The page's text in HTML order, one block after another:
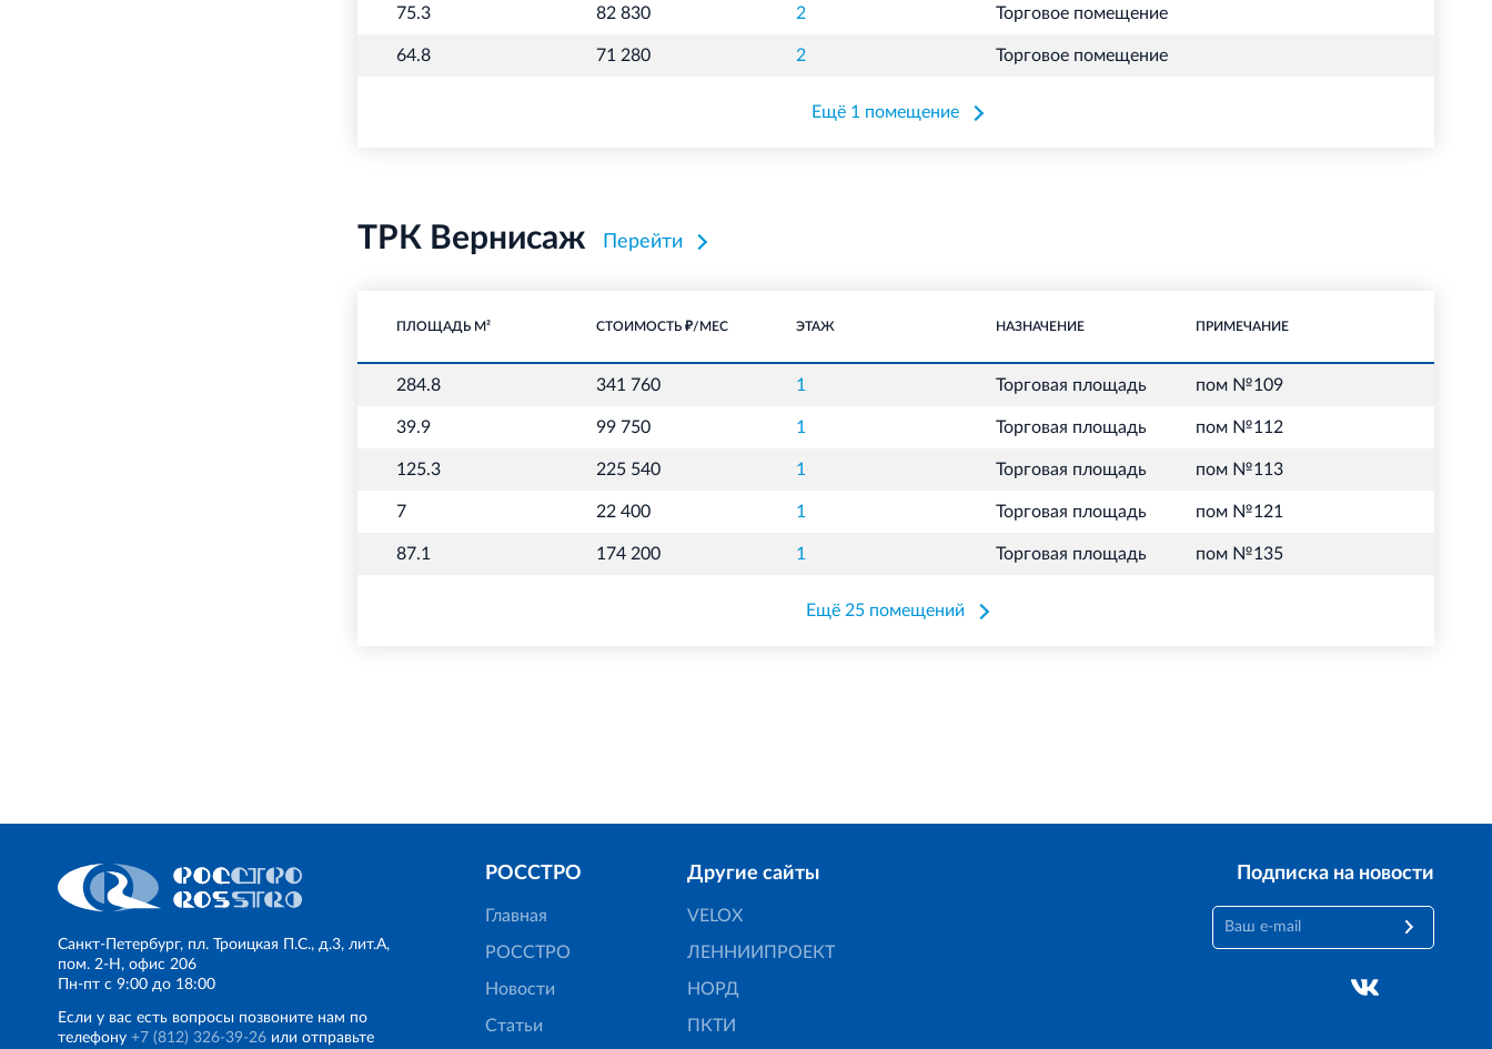
75.3 82 830 2 Торговое помещение
64.8 71 280 2 Торговое помещение
Ещё 1 помещение
ТРК Вернисаж Перейти
ПЛОЩАДЬ М² СТОИМОСТЬ ₽/МЕС ЭТАЖ НАЗНАЧЕНИЕ ПРИМЕЧАНИЕ
284.8 341 760 1 Торговая площадь пом №109
39.9 99 750 1 Торговая площадь пом №112
125.3 225 540 1 Торговая площадь пом №113
7 22 400 1 Торговая площадь пом №121
87.1 174 200 1 Торговая площадь пом №135
Ещё 25 помещений
Санкт‐Петербург, пл. Троицкая П.С., д.3, лит.А,
пом. 2-Н, офис 206
Пн‐пт с 9:00 до 18:00
Если у вас есть вопросы позвоните нам по
телефону +7 (812) 326‐39‐26 или отправьте
РОССТРО
Главная
РОССТРО
Новости
Статьи
Другие сайты
VELOX
ЛЕННИИПРОЕКТ
НОРД
ПКТИ
Подписка на новости